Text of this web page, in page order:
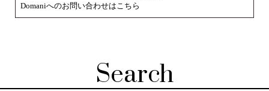
Domaniへのお問い合わせはこちら
Search